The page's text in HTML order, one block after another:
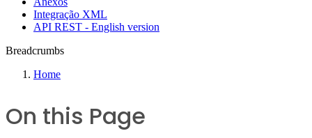
Integração XML
API REST - English version
Breadcrumbs
Home
On this Page